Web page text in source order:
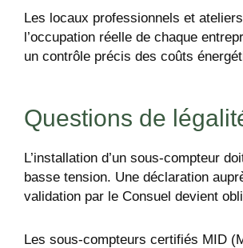
Les locaux professionnels et
l’occupation réelle de chaque
un contrôle précis des coûts
Questions de
L’installation d’un sous-compteur
basse tension. Une déclaration
validation par le Consuel devient
Les sous-compteurs certifiés MID